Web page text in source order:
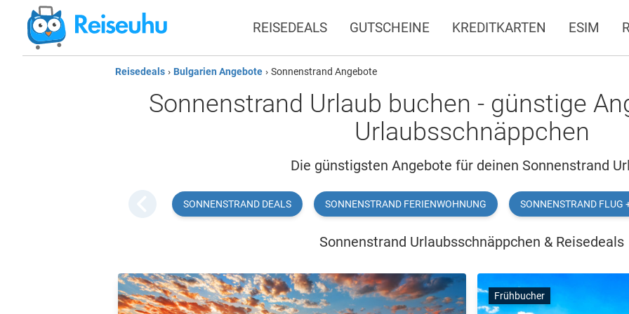
REISEDEALS GUTSCHEINE KREDITKARTEN ESIM
Reisedeals › Bulgarien Angebote › Sonnenstrand Angebote
Sonnenstrand Urlaub buchen - günstige
Urlaubsschnäppchen
Die günstigsten Angebote für deinen Sonnenstrand
SONNENSTRAND DEALS SONNENSTRAND FERIENWOHNUNG SONNENSTRAND FLUG
Sonnenstrand Urlaubsschnäppchen & Reisedeals
Frühbucher